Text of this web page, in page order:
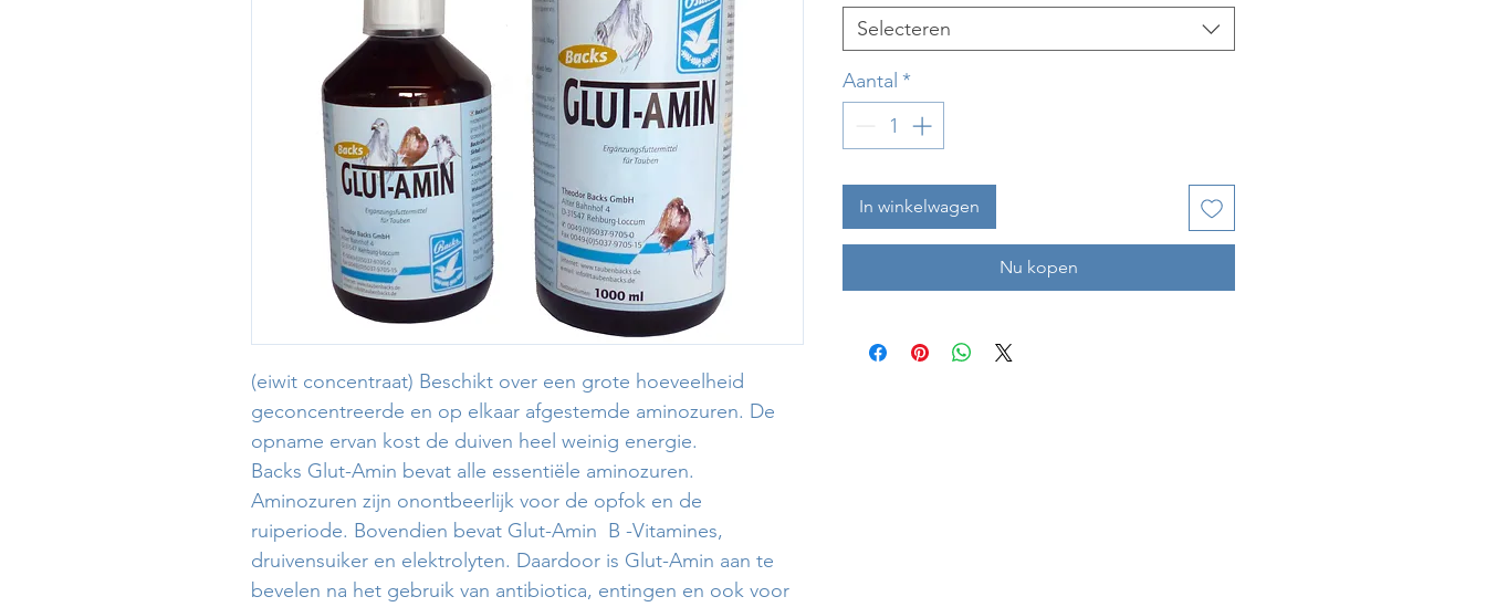
(eiwit concentraat) Beschikt over een grote hoeveelheid
geconcentreerde en op elkaar afgestemde aminozuren. De
opname ervan kost de duiven heel weinig energie.
Backs Glut-Amin bevat alle essentiële aminozuren.
Aminozuren zijn onontbeerlijk voor de opfok en de
ruiperiode. Bovendien bevat Glut-Amin B -Vitamines,
druivensuiker en elektrolyten. Daardoor is Glut-Amin aan te
bevelen na het gebruik van antibiotica, entingen en ook voor
Selecteren
Aantal *
In winkelwagen
Nu kopen